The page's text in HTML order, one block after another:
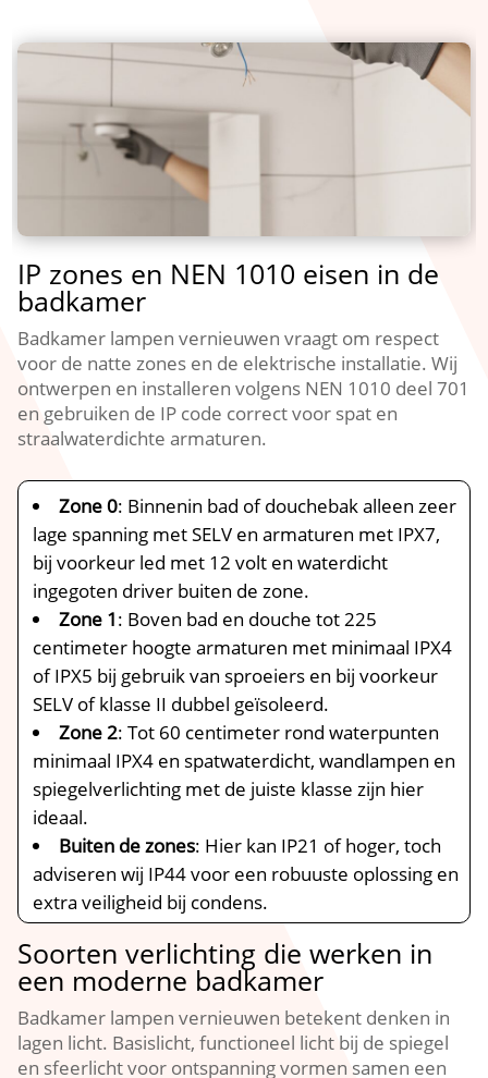
IP zones en NEN 1010 eisen in de
badkamer
Badkamer lampen vernieuwen vraagt om respect
voor de natte zones en de elektrische installatie.​ Wij
ontwerpen en installeren volgens NEN 1010 deel 701
en gebruiken de IP code correct voor spat en
straalwaterdichte armaturen.​
Zone 0: Binnenin bad of douchebak alleen zeer
lage spanning met SELV en armaturen met IPX7,
bij voorkeur led met 12 volt en waterdicht
ingegoten driver buiten de zone.​
Zone 1: Boven bad en douche tot 225
centimeter hoogte armaturen met minimaal IPX4
of IPX5 bij gebruik van sproeiers en bij voorkeur
SELV of klasse II dubbel geïsoleerd.​
Zone 2: Tot 60 centimeter rond waterpunten
minimaal IPX4 en spatwaterdicht, wandlampen en
spiegelverlichting met de juiste klasse zijn hier
ideaal.​
Buiten de zones: Hier kan IP21 of hoger, toch
adviseren wij IP44 voor een robuuste oplossing en
extra veiligheid bij condens.​
Soorten verlichting die werken in
een moderne badkamer
Badkamer lampen vernieuwen betekent denken in
lagen licht.​ Basislicht, functioneel licht bij de spiegel
en sfeerlicht voor ontspanning vormen samen een